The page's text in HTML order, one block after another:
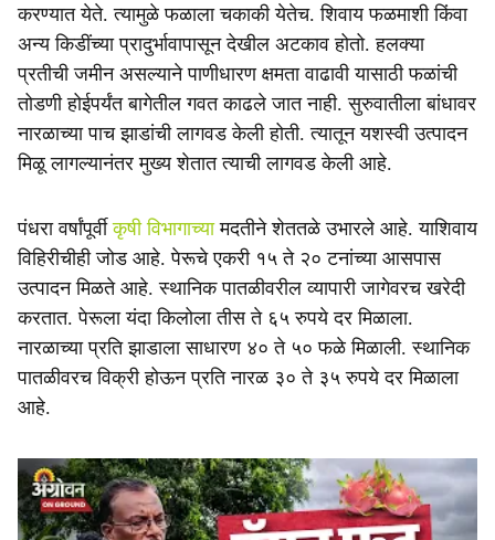
करण्यात येते. त्यामुळे फळाला चकाकी येतेच. शिवाय फळमाशी किंवा
अन्य किडींच्या प्रादुर्भावापासून देखील अटकाव होतो. हलक्या
प्रतीची जमीन असल्याने पाणीधारण क्षमता वाढावी यासाठी फळांची
तोडणी होईपर्यंत बागेतील गवत काढले जात नाही. सुरुवातीला बांधावर
नारळाच्या पाच झाडांची लागवड केली होती. त्यातून यशस्वी उत्पादन
मिळू लागल्यानंतर मुख्य शेतात त्याची लागवड केली आहे.
पंधरा वर्षांपूर्वीकृषी विभागाच्यामदतीने शेततळे उभारले आहे. याशिवाय
विहिरीचीही जोड आहे. पेरूचे एकरी १५ ते २० टनांच्या आसपास
उत्पादन मिळते आहे. स्थानिक पातळीवरील व्यापारी जागेवरच खरेदी
करतात. पेरूला यंदा किलोला तीस ते ६५ रुपये दर मिळाला.
नारळाच्या प्रति झाडाला साधारण ४० ते ५० फळे मिळाली. स्थानिक
पातळीवरच विक्री होऊन प्रति नारळ ३० ते ३५ रुपये दर मिळाला
आहे.